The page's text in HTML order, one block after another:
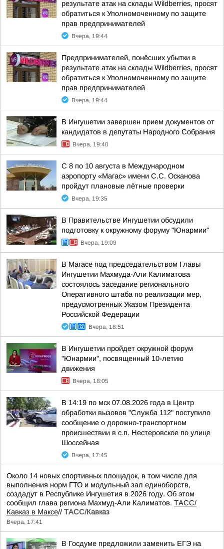
результате атак на склады Wildberries, просят
обратиться к Уполномоченному по защите
прав предпринимателей
Вчера, 19:44
Предпринимателей, понёсших убытки в
результате атак на склады Wildberries, просят
обратиться к Уполномоченному по защите
прав предпринимателей
Вчера, 19:44
В Ингушетии завершен прием документов от
кандидатов в депутаты Народного Собрания
Вчера, 19:40
С 8 по 10 августа в Международном
аэропорту «Магас» имени С.С. Осканова
пройдут плановые лётные проверки
Вчера, 19:35
В Правительстве Ингушетии обсудили
подготовку к окружному форуму "Юнармии"
Вчера, 19:09
В Магасе под председательством Главы
Ингушетии Махмуда-Али Калиматова
состоялось заседание регионального
Оперативного штаба по реализации мер,
предусмотренных Указом Президента
Российской Федерации
Вчера, 18:51
В Ингушетии пройдет окружной форум
"Юнармии", посвященный 10-летию
движения
Вчера, 18:05
В 14:19 по мск 07.08.2026 года в Центр
обработки вызовов "Служба 112" поступило
сообщение о дорожно-транспортном
происшествии в с.п. Нестеровское по улице
Шоссейная
Вчера, 17:45
Около 14 новых спортивных площадок, в том числе для
выполнения норм ГТО и модульный зал единоборств,
создадут в Республике Ингушетия в 2026 году. Об этом
сообщил глава региона Махмуд-Али Калиматов. ТАСС/
Кавказ в Максе// ТАСС/Кавказ
Вчера, 17:41
В Госдуме предложили заменить ЕГЭ на